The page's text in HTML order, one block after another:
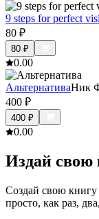
9 steps for perfect
80 ₽
80 ₽
0.00
АльтернативаНик
400 ₽
400 ₽
0.00
Издай свою
Создай свою книгу
просто, как раз,